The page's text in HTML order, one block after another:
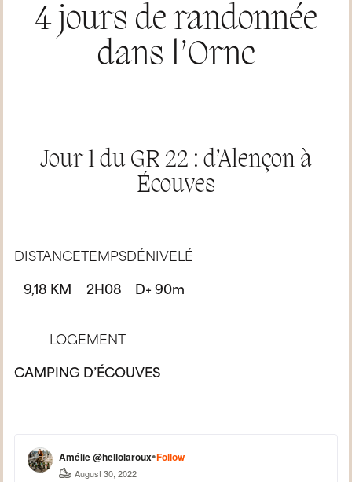
4 jours de randonnée
dans l’Orne
Jour 1 du GR 22 : d’Alençon à
Écouves
DISTANCE
9,18 KM
TEMPS
2H08
DÉNIVELÉ
D+ 90m
LOGEMENT
CAMPING D’ÉCOUVES